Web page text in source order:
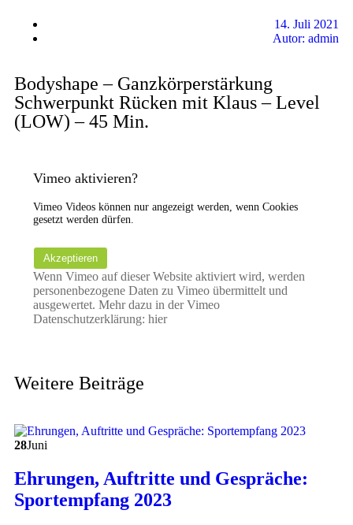
14. Juli 2021
Autor: admin
Bodyshape – Ganzkörperstärkung
Schwerpunkt Rücken mit Klaus – Level
(LOW) – 45 Min.
Vimeo aktivieren?
Vimeo Videos können nur angezeigt werden, wenn Cookies
gesetzt werden dürfen.
Akzeptieren
Wenn Vimeo auf dieser Website aktiviert wird, werden
personenbezogene Daten zu Vimeo übermittelt und
ausgewertet. Mehr dazu in der Vimeo
Datenschutzerklärung: hier
Weitere Beiträge
28Juni
Ehrungen, Auftritte und Gespräche:
Sportempfang 2023